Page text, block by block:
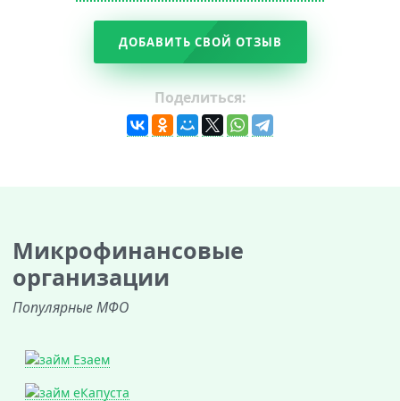
ДОБАВИТЬ СВОЙ ОТЗЫВ
Поделиться:
Микрофинансовые
организации
Популярные МФО